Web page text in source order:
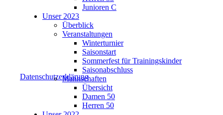
Datenschutzerklärung
Junioren C
Unser 2023
Überblick
Veranstaltungen
Winterturnier
Saisonstart
Sommerfest für Trainingskinder
Saisonabschluss
Mannschaften
Übersicht
Damen 50
Herren 50